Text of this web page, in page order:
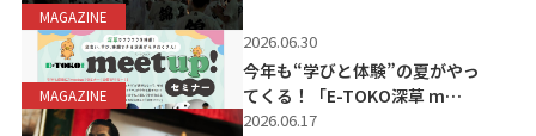
MAGAZINE
MAGAZINE
2026.06.30
今年も“学びと体験”の夏がやっ
てくる！「E-TOKO深草 m…
2026.06.17